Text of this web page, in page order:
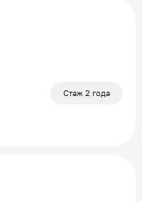
Стаж 2 года